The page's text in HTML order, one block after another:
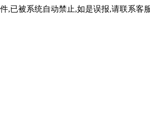
,已被系统自动禁止,如是误报,请联系客